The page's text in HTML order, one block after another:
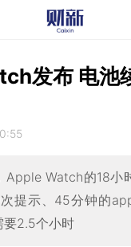
发布 电池
Apple Watch的18小
提示、45分钟的
要2.5个小时